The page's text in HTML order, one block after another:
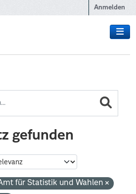
Anmelden
gefunden
für Statistik und Wahlen